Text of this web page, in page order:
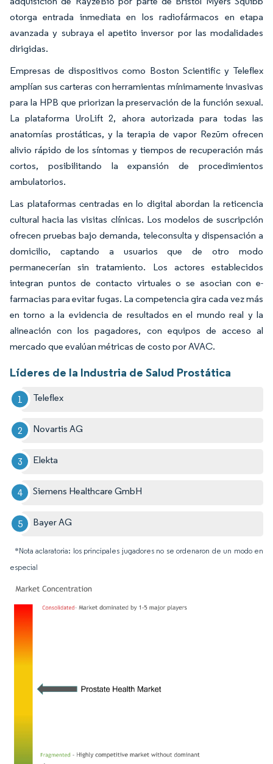
otorga entrada inmediata en los radiofármacos en etapa
avanzada y subraya el apetito inversor por las modalidades
dirigidas.
Empresas de dispositivos como Boston Scientific y Teleflex
amplían sus carteras con herramientas mínimamente invasivas
para la HPB que priorizan la preservación de la función sexual.
La plataforma UroLift 2, ahora autorizada para todas las
anatomías prostáticas, y la terapia de vapor Rezūm ofrecen
alivio rápido de los síntomas y tiempos de recuperación más
cortos, posibilitando la expansión de procedimientos
ambulatorios.
Las plataformas centradas en lo digital abordan la reticencia
cultural hacia las visitas clínicas. Los modelos de suscripción
ofrecen pruebas bajo demanda, teleconsulta y dispensación a
domicilio, captando a usuarios que de otro modo
permanecerían sin tratamiento. Los actores establecidos
integran puntos de contacto virtuales o se asocian con e-
farmacias para evitar fugas. La competencia gira cada vez más
en torno a la evidencia de resultados en el mundo real y la
alineación con los pagadores, con equipos de acceso al
mercado que evalúan métricas de costo por AVAC.
Líderes de la Industria de Salud Prostática
Teleflex
Novartis AG
Elekta
Siemens Healthcare GmbH
Bayer AG
*Nota aclaratoria: los principales jugadores no se ordenaron de un modo en
especial